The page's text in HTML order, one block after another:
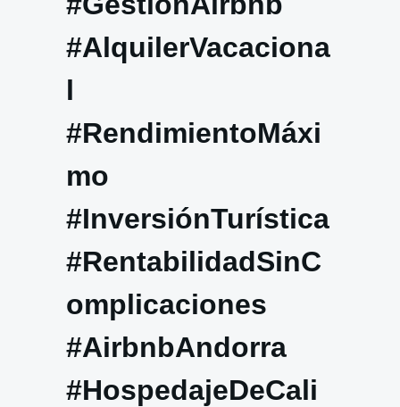
#AlquilerVacaciona
l
#RendimientoMáxi
mo
#InversiónTurística
#RentabilidadSinC
omplicaciones
#AirbnbAndorra
#HospedajeDeCali